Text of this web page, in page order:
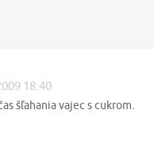
18:40
šľahania vajec s cukrom.